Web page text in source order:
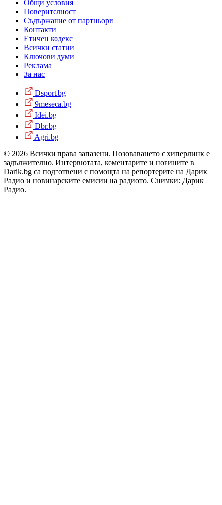
Общи условия
Поверителност
Съдържание от партньори
Контакти
Етичен кодекс
Всички статии
Ключови думи
Реклама
За нас
Dsport.bg
9meseca.bg
Idei.bg
Dbr.bg
Agri.bg
© 2026 Всички права запазени. Позоваването с хиперлинк е
задължително. Интервютата, коментарите и новините в
Darik.bg са подготвени с помощта на репортерите на Дарик
Радио и новинарските емисии на радиото. Снимки: Дарик
Радио.